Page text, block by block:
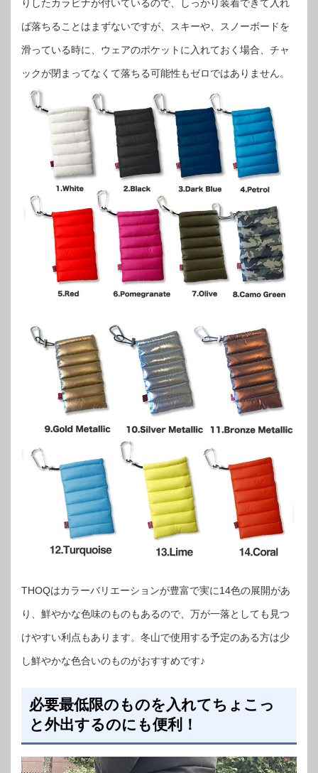
りしたカラビナが付いているので、しっかり装着できて入れ
ば落ちることはまずないですが、スキーや、スノーボードを
滑っている時に、ウェアのポケットに入れておく場合、チャ
ックが閉まってなくて落ちる可能性もゼロではありません。
THOQはカラーバリエーションが豊富で実に14色の展開があ
り、鮮やかな色味のものもあるので、万が一落としても見つ
けやすい利点もあります。冬山で使用する予定のある方は少
し鮮やかな色合いのものがおすすめです♪
必要最低限のものを入れてちょこっ
と外出するのにも便利！